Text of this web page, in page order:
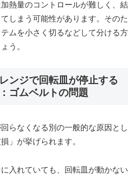
熱量のコントロールが難しく、結
しまう可能性があります。そのた
ムを小さく切るなどして分ける方
う。
ンジで回転皿が停止する
ゴムベルトの問題
らなくなる別の一般的な原因とし
」が挙げられます。
入れていても、回転皿が動かない